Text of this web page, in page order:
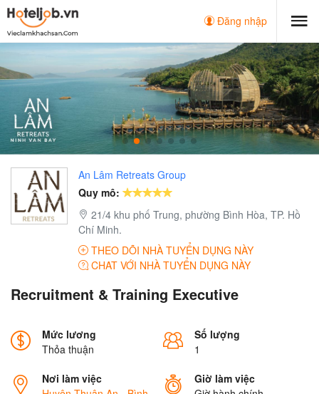
Đăng nhập
An Lâm Retreats Group
Quy mô:
21/4 khu phố Trung, phường Bình Hòa, TP. Hồ
Chí Minh.
THEO DÕI NHÀ TUYỂN DỤNG NÀY
CHAT VỚI NHÀ TUYỂN DỤNG NÀY
Recruitment & Training Executive
Mức lương
Thỏa thuận
Số lượng
1
Nơi làm việc
Giờ làm việc